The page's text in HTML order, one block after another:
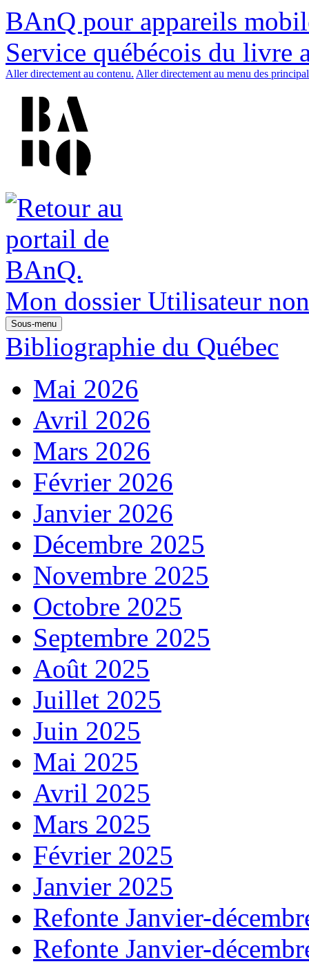
BAnQ pour appareils
Service québécois du livre
Aller directement au contenu. Aller directement au menu des
Mon dossier Utilisateur
Sous-menu
Bibliographie du Québec
Mai 2026
Avril 2026
Mars 2026
Février 2026
Janvier 2026
Décembre 2025
Novembre 2025
Octobre 2025
Septembre 2025
Août 2025
Juillet 2025
Juin 2025
Mai 2025
Avril 2025
Mars 2025
Février 2025
Janvier 2025
Refonte Janvier-
Refonte Janvier-